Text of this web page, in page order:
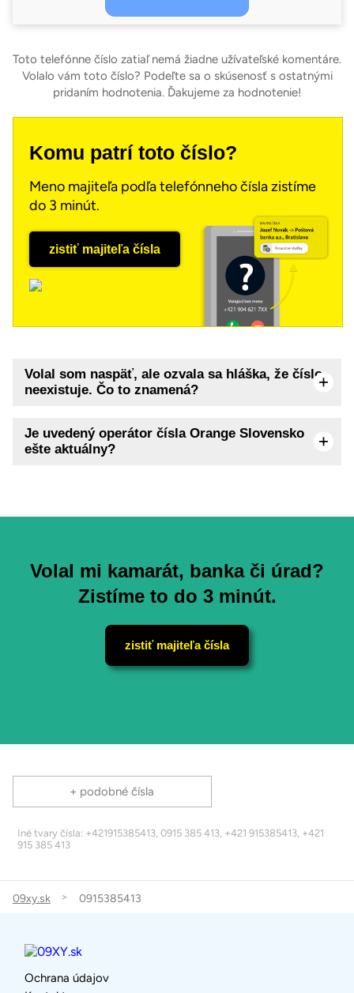
Toto telefónne číslo zatiaľ nemá žiadne užívateľské komentáre.
Volalo vám toto číslo? Podeľte sa o skúsenosť s ostatnými
pridaním hodnotenia. Ďakujeme za hodnotenie!
Komu patrí toto číslo?
Meno majiteľa podľa telefónneho čísla zistíme
do 3 minút.
zistiť majiteľa čísla
Volal som naspäť, ale ozvala sa hláška, že číslo
neexistuje. Čo to znamená?
Je uvedený operátor čísla Orange Slovensko
ešte aktuálny?
Volal mi kamarát, banka či úrad?
Zistíme to do 3 minút.
zistiť majiteľa čísla
+ podobné čísla
Iné tvary čísla: +421915385413, 0915 385 413, +421 915385413, +421
915 385 413
09xy.sk 0915385413
Ochrana údajov